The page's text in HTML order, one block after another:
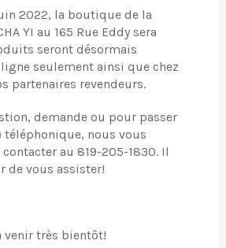
2022, la boutique de la
YI au 165 Rue Eddy sera
seront désormais
seulement ainsi que chez
partenaires revendeurs.
demande ou pour passer
téléphonique, nous vous
au 819-205-1830. Il
de vous assister!
venir très bientôt!